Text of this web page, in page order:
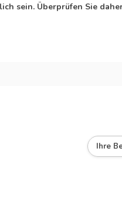
sein. Überprüfen Sie
Ihre